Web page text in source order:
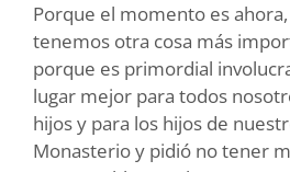
Porque el momento es
tenemos otra cosa más
porque es primordial
lugar mejor para todos
hijos y para los hijos de
Monasterio y pidió no tener